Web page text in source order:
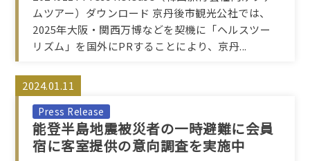
ムツアー）ダウンロード 京丹後市観光公社では、
2025年大阪・関西万博などを契機に「ヘルスツー
リズム」を国外にPRすることにより、京丹...
2024.01.11
Press Release
能登半島地震被災者の一時避難に会員
宿に客室提供の意向調査を実施中